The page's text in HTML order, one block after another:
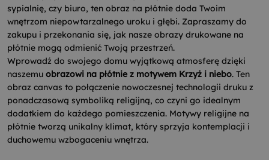
sypialnię, czy biuro, ten obraz na płótnie doda Twoim
wnętrzom niepowtarzalnego uroku i głębi. Zapraszamy do
zakupu i przekonania się, jak nasze obrazy drukowane na
płótnie mogą odmienić Twoją przestrzeń.
Wprowadź do swojego domu wyjątkową atmosferę dzięki
naszemu obrazowi na płótnie z motywem Krzyż i niebo. Ten
obraz canvas to połączenie nowoczesnej technologii druku z
ponadczasową symboliką religijną, co czyni go idealnym
dodatkiem do każdego pomieszczenia. Motywy religijne na
płótnie tworzą unikalny klimat, który sprzyja kontemplacji i
duchowemu wzbogaceniu wnętrza.